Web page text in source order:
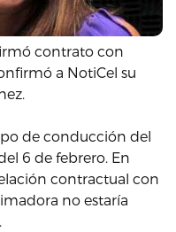
contrato con
a NotiCel su
de conducción del
6 de febrero. En
contractual con
no estaría